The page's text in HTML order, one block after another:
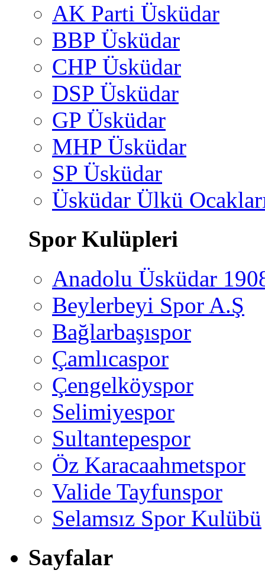
AK Parti Üsküdar
BBP Üsküdar
CHP Üsküdar
DSP Üsküdar
GP Üsküdar
MHP Üsküdar
SP Üsküdar
Üsküdar Ülkü
Spor Kulüpleri
Anadolu Üsküdar
Beylerbeyi Spor A.Ş
Bağlarbaşıspor
Çamlıcaspor
Çengelköyspor
Selimiyespor
Sultantepespor
Öz Karacaahmetspor
Valide Tayfunspor
Selamsız Spor Kulübü
Sayfalar